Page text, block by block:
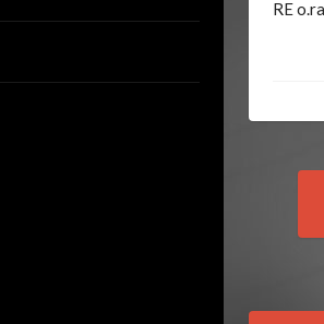
RE